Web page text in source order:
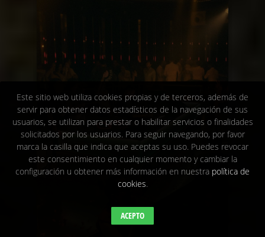
Este sitio web utiliza cookies propias y de terceros, además de
servir para obtener datos estadísticos de la navegación de sus
usuarios, se utilizan para prestar o habilitar servicios o finalidades
solicitados por los usuarios. Para seguir navegando, por favor
marca la casilla que indica que aceptas su uso. Puedes revocar
este consentimiento en cualquier momento y cambiar la
configuración u obtener más información en nuestra política de
cookies.
ACEPTO